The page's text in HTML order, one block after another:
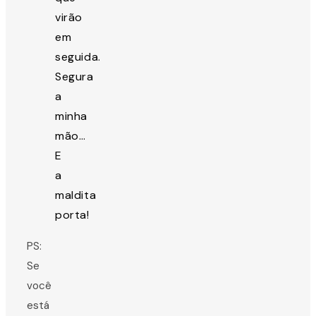
virão
em
seguida.
Segura
a
minha
mão…
E
a
maldita
porta!
PS:
Se
você
está